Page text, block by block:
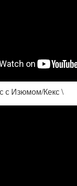
с Изюмом/Кекс \